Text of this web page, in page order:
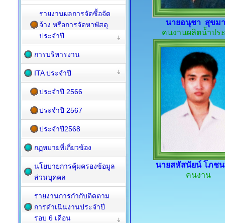
นายอนุชา สุขม
คนงานผลิตน้ำปร
นายสหัสนัยน์ โภช
คนงาน
รายงานผลการจัดซื้อจัด
จ้าง หรือการจัดหาพัสดุ
ประจำปี
การบริหารงาน
ITA ประจำปี
ประจำปี 2566
ประจำปี 2567
ประจำปี2568
กฏหมายที่เกี่ยวข้อง
นโยบายการคุ้มครองข้อมูล
ส่วนบุคคล
รายงานการกำกับติดตาม
การดำเนินงานประจำปี
รอบ 6 เดือน